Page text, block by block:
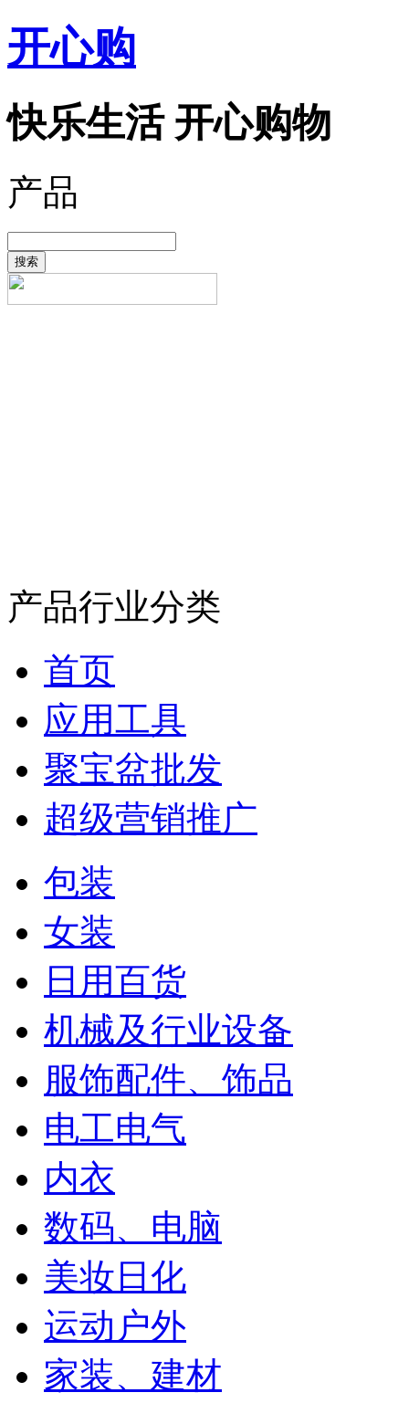
开心购
快乐生活 开心购物
产品
搜索
产品行业分类
首页
应用工具
聚宝盆批发
超级营销推广
包装
女装
日用百货
机械及行业设备
服饰配件、饰品
电工电气
内衣
数码、电脑
美妆日化
运动户外
家装、建材